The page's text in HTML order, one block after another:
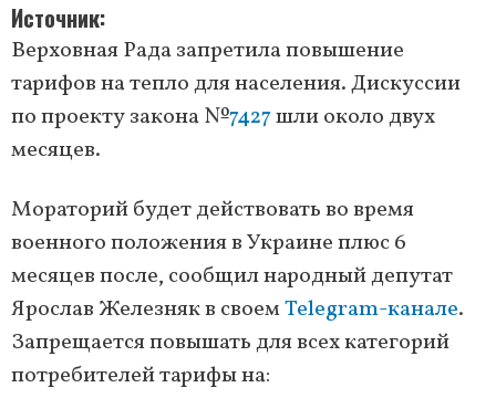
Источник
Верховная Рада запретила повышение
тарифов на тепло для населения. Дискуссии
по проекту закона №7427шли около двух
месяцев.
Мораторий будет действовать во время
военного положения в Украине плюс 6
месяцев после, сообщил народный депутат
Ярослав Железняк в своемTelegram-канале.
Запрещается повышать для всех категорий
потребителей тарифы на: